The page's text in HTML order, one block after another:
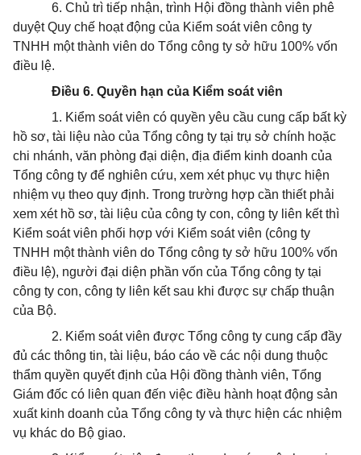
6. Chủ trì tiếp nhận, trình Hội đồng thành viên phê
duyệt Quy chế hoạt động của Kiểm soát viên công ty
TNHH một thành viên do Tổng công ty sở hữu 100% vốn
điều lệ.
Điều 6. Quyền hạn của Kiểm soát viên
1. Kiểm soát viên có quyền yêu cầu cung cấp bất kỳ
hồ sơ, tài liệu nào của Tổng công ty tại trụ sở chính hoặc
chi nhánh, văn phòng đại diện, địa điểm kinh doanh của
Tổng công ty để nghiên cứu, xem xét phục vụ thực hiện
nhiệm vụ theo quy định. Trong trường hợp cần thiết phải
xem xét hồ sơ, tài liệu của công ty con, công ty liên kết thì
Kiểm soát viên phối hợp với Kiểm soát viên (công ty
TNHH một thành viên do Tổng công ty sở hữu 100% vốn
điều lệ), người đại diện phần vốn của Tổng công ty tại
công ty con, công ty liên kết sau khi được sự chấp thuận
của Bộ.
2. Kiểm soát viên được Tổng công ty cung cấp đầy
đủ các thông tin, tài liệu, báo cáo về các nội dung thuộc
thẩm quyền quyết định của Hội đồng thành viên, Tổng
Giám đốc có liên quan đến việc điều hành hoạt động sản
xuất kinh doanh của Tổng công ty và thực hiện các nhiệm
vụ khác do Bộ giao.